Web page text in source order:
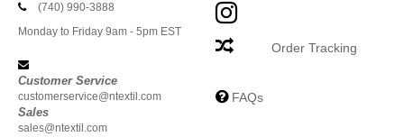
(740) 990-3888
Monday to Friday 9am - 5pm EST
Customer Service
customerservice@ntextil.com
Sales
sales@ntextil.com
Order Tracking
FAQs